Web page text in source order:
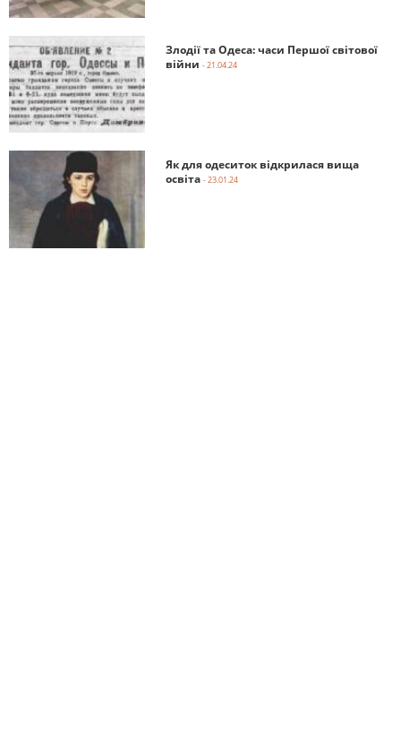
Злодії та Одеса: часи Першої світової
війни - 21.04.24
Як для одеситок відкрилася вища
освіта - 23.01.24